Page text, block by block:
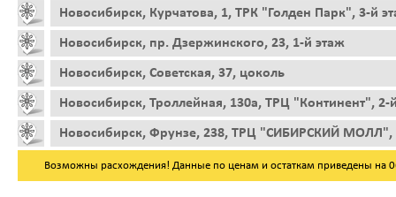
Новосибирск, Курчатова, 1, ТРК "Голден Парк", 3-й
Новосибирск, пр. Дзержинского, 23, 1-й этаж
Новосибирск, Советская, 37, цоколь
Новосибирск, Троллейная, 130а, ТРЦ "Континент", 2-
Новосибирск, Фрунзе, 238, ТРЦ "СИБИРСКИЙ МОЛЛ",
Возможны расхождения! Данные по ценам и остаткам приведены на